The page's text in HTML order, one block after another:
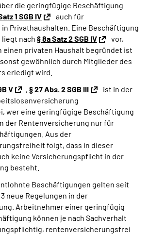
die geringfügige Beschäftigung
1 SGB IV
auch für
Privathaushalten. Eine Beschäftigung
liegt nach § 8a Satz 2 SGB IV
vor,
einen privaten Haushalt begründet ist
gewöhnlich durch Mitglieder des
erledigt wird.
V , § 27 Abs. 2 SGB III
ist in der
wer eine geringfügige Beschäftigung
der Rentenversicherung nur für
Aus der
folgt, dass in dieser
keine Versicherungspflicht in der
besteht.
Beschäftigungen gelten seit
neue Regelungen in der
Arbeitnehmer einer geringfügig
können je nach Sachverhalt
rentenversicherungsfrei